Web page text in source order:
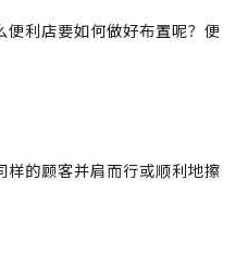
便利店要如何做好布置呢？便
样的顾客并肩而行或顺利地擦